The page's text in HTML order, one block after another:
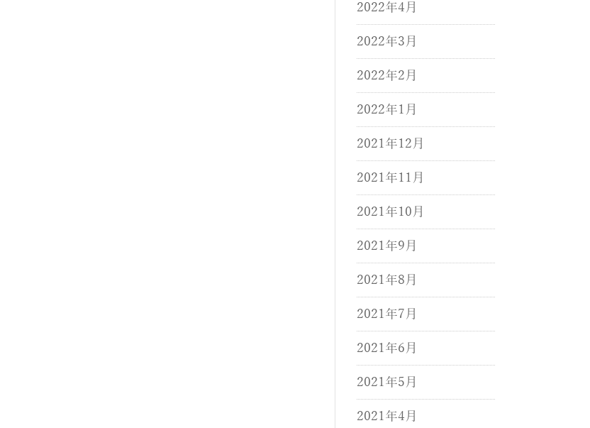
2022年4月
2022年3月
2022年2月
2022年1月
2021年12月
2021年11月
2021年10月
2021年9月
2021年8月
2021年7月
2021年6月
2021年5月
2021年4月